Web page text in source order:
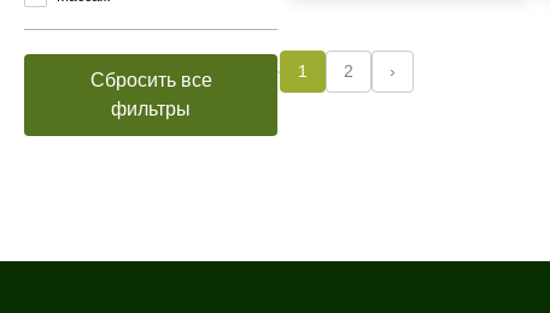
Сбросить все
фильтры
1 2 ›